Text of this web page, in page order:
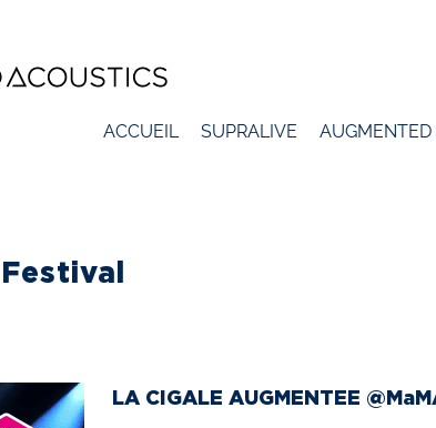
ACCUEIL SUPRALIVE
LA CIGALE AUGMENTEE